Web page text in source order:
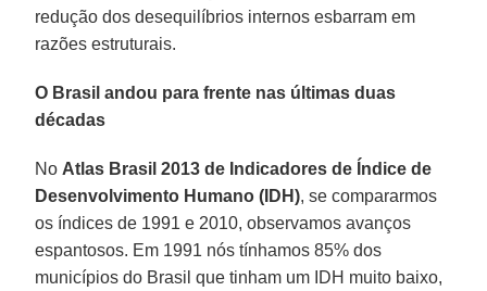
redução dos desequilíbrios internos esbarram em
razões estruturais.
O Brasil andou para frente nas últimas duas
décadas
No Atlas Brasil 2013 de Indicadores de Índice de
Desenvolvimento Humano (IDH), se compararmos
os índices de 1991 e 2010, observamos avanços
espantosos. Em 1991 nós tínhamos 85% dos
municípios do Brasil que tinham um IDH muito baixo,